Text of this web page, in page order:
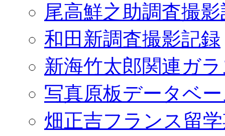
尾高鮮之助調査撮
和田新調査撮影記録
新海竹太郎関連ガ
写真原板データベ
畑正吉フランス留